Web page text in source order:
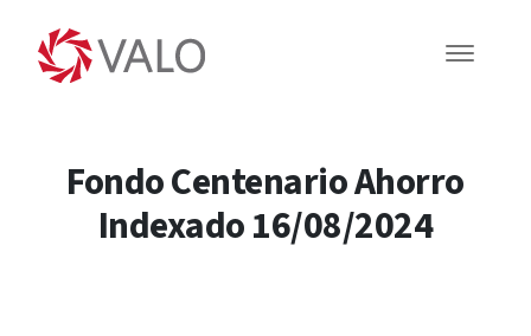
Fondo Centenario Ahorro
Indexado 16/08/2024